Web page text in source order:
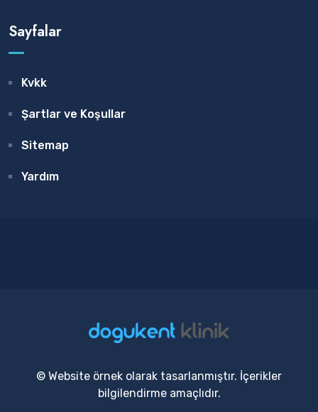
Sayfalar
Kvkk
Şartlar ve Koşullar
Sitemap
Yardım
© Website örnek olarak tasarlanmıştır. İçerikler
bilgilendirme amaçlıdır.